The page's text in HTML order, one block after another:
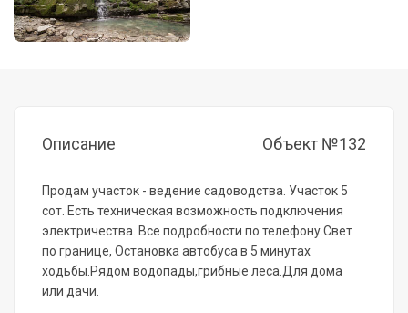
Описание Объект №132
Продам участок - ведение садоводства. Участок 5
сот. Есть техническая возможность подключения
электричества. Все подробности по телефону.Свет
по границе, Остановка автобуса в 5 минутах
ходьбы.Рядом водопады,грибные леса.Для дома
или дачи.